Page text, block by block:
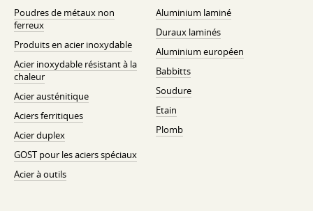
Poudres de métaux non
ferreux
Produits en acier inoxydable
Acier inoxydable résistant à la
chaleur
Acier austénitique
Aciers ferritiques
Acier duplex
GOST pour les aciers spéciaux
Acier à outils
Aluminium laminé
Duraux laminés
Aluminium européen
Babbitts
Soudure
Etain
Plomb